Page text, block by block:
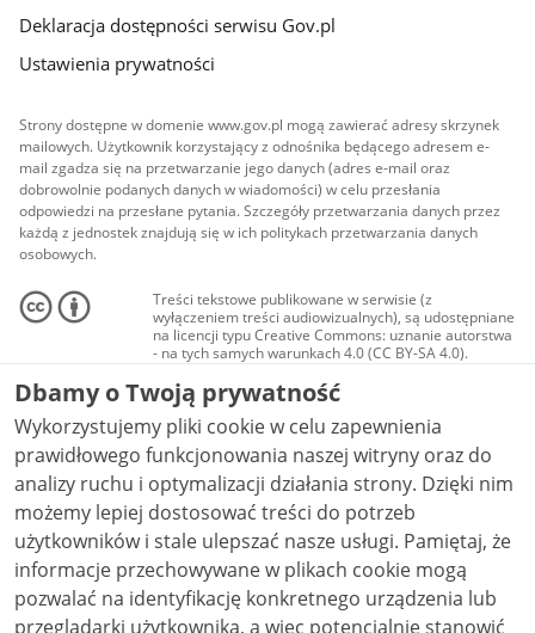
Deklaracja dostępności serwisu Gov.pl
Ustawienia prywatności
Strony dostępne w domenie www.gov.pl mogą zawierać adresy skrzynek
mailowych. Użytkownik korzystający z odnośnika będącego adresem e-
mail zgadza się na przetwarzanie jego danych (adres e-mail oraz
dobrowolnie podanych danych w wiadomości) w celu przesłania
odpowiedzi na przesłane pytania. Szczegóły przetwarzania danych przez
każdą z jednostek znajdują się w ich politykach przetwarzania danych
osobowych.
Treści tekstowe publikowane w serwisie (z
wyłączeniem treści audiowizualnych), są udostępniane
na licencji typu Creative Commons: uznanie autorstwa
- na tych samych warunkach 4.0 (CC BY-SA 4.0).
Materiały audiowizualne, w tym zdjęcia, materiały
audio i wideo, są udostępniane na licencji typu
Creative Commons: uznanie autorstwa użycie
niekomercyjne - bez utworów zależnych 4.0 (CC BY-
NC-ND 4.0), o ile nie jest to stwierdzone inaczej.
Dbamy o Twoją prywatność
Wykorzystujemy pliki cookie w celu zapewnienia
prawidłowego funkcjonowania naszej witryny oraz do
analizy ruchu i optymalizacji działania strony. Dzięki nim
możemy lepiej dostosować treści do potrzeb
użytkowników i stale ulepszać nasze usługi. Pamiętaj, że
informacje przechowywane w plikach cookie mogą
pozwalać na identyfikację konkretnego urządzenia lub
przeglądarki użytkownika, a więc potencjalnie stanowić